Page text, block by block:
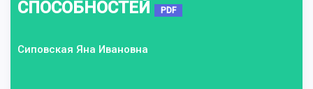
СПОСОБНОСТЕЙ
PDF
Сиповская Яна Ивановна